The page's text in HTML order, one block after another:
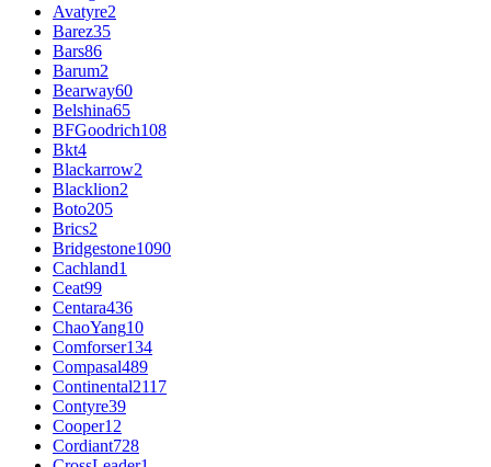
Avatyre2
Barez35
Bars86
Barum2
Bearway60
Belshina65
BFGoodrich108
Bkt4
Blackarrow2
Blacklion2
Boto205
Brics2
Bridgestone1090
Cachland1
Ceat99
Centara436
ChaoYang10
Comforser134
Compasal489
Continental2117
Contyre39
Cooper12
Cordiant728